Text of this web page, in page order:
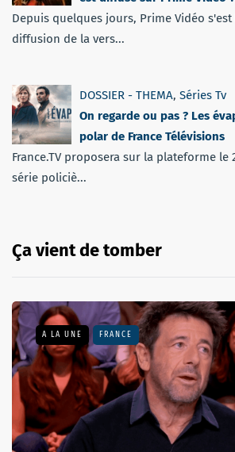
Depuis quelques jours, Prime Vidéo
diffusion de la vers...
DOSSIER - THEMA, Séries Tv
On regarde ou pas ? Les
polar de France Télévisions
France.TV proposera sur la plateforme le
série policiè...
Ça vient de tomber
A LA UNE FRANCE